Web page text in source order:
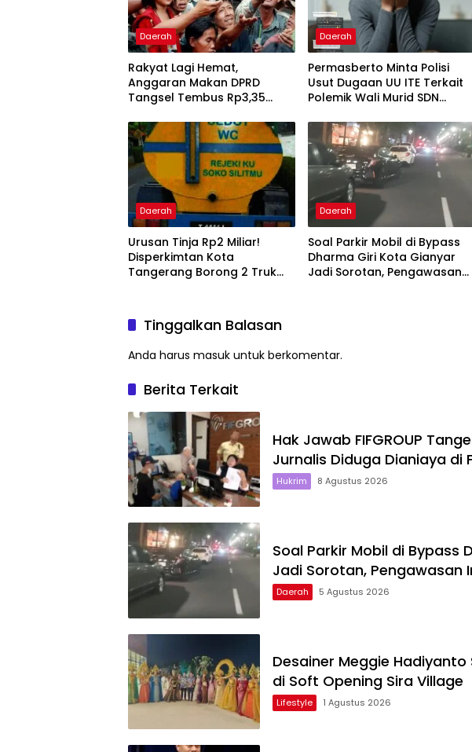
Daerah
Rakyat Lagi Hemat,
Anggaran Makan DPRD
Tangsel Tembus Rp3,35
Daerah
Permasberto Minta Polisi
Usut Dugaan UU ITE Terkait
Polemik Wali Murid SDN
Daerah
Urusan Tinja Rp2 Miliar!
Disperkimtan Kota
Tangerang Borong 2 Truk
Daerah
Soal Parkir Mobil di Bypass
Dharma Giri Kota Gianyar
Jadi Sorotan, Pengawasan
Tinggalkan Balasan
Anda harus masuk untuk berkomentar.
Berita Terkait
Hak Jawab FIFGROUP
Jurnalis Diduga Dianiaya di
Hukrim 8 Agustus 2026
Soal Parkir Mobil di Bypass
Jadi Sorotan, Pengawasan
Daerah 5 Agustus 2026
Desainer Meggie Hadiyanto
di Soft Opening Sira Village
Lifestyle 1 Agustus 2026